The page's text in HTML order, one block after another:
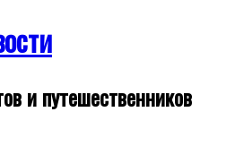
и путешественников